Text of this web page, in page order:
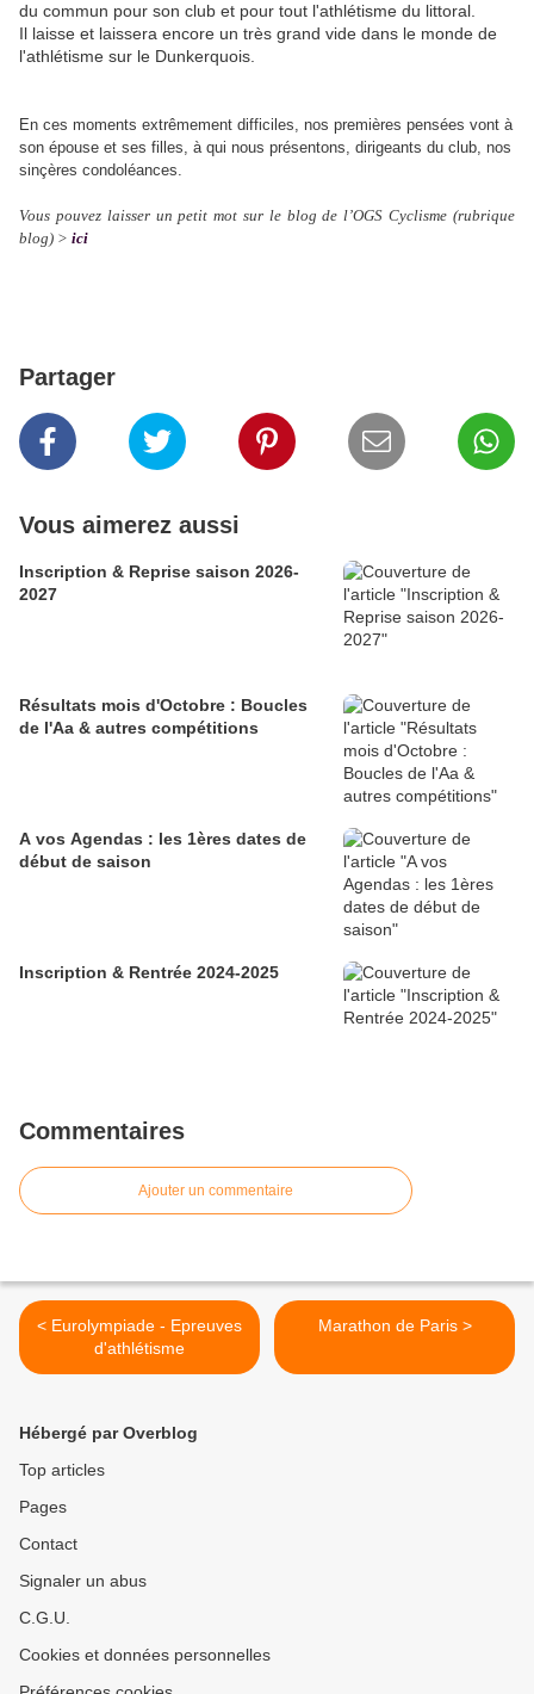
du commun pour son club et pour tout l'athlétisme du littoral.
Il laisse et laissera encore un très grand vide dans le monde de
l'athlétisme sur le Dunkerquois.
En ces moments extrêmement difficiles, nos premières pensées vont à
son épouse et ses filles, à qui nous présentons, dirigeants du club, nos
sinçères condoléances.
Vous pouvez laisser un petit mot sur le blog de l’OGS Cyclisme (rubrique
blog) > ici
Partager
Vous aimerez aussi
Inscription & Reprise saison 2026-
2027
Résultats mois d'Octobre : Boucles
de l'Aa & autres compétitions
A vos Agendas : les 1ères dates de
début de saison
Inscription & Rentrée 2024-2025
Commentaires
Ajouter un commentaire
< Eurolympiade - Epreuves
d'athlétisme
Marathon de Paris >
Hébergé par Overblog
Top articles
Pages
Contact
Signaler un abus
C.G.U.
Cookies et données personnelles